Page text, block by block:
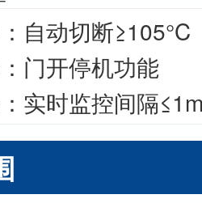
自动切断≥105°C
门开停机功能
实时监控间隔